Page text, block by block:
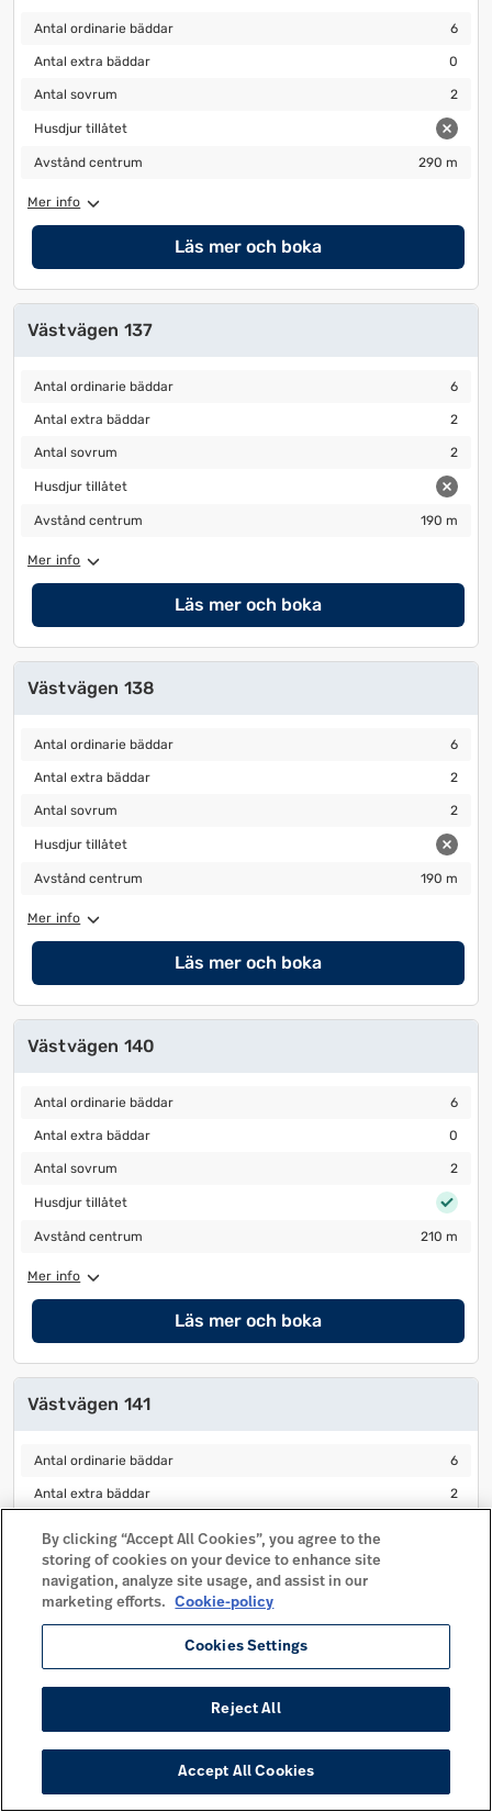
Antal ordinarie bäddar
Antal ordinarie bäddar 6
Antal extra bäddar
Antal extra bäddar 0
Antal sovrum
Antal sovrum 2
Husdjur tillåtet
Husdjur tillåtet
Avstånd centrum
Avstånd centrum 290 m
Mer info
Läs mer och boka
Västvägen 137
Antal ordinarie bäddar
Antal ordinarie bäddar 6
Antal extra bäddar
Antal extra bäddar 2
Antal sovrum
Antal sovrum 2
Husdjur tillåtet
Husdjur tillåtet
Avstånd centrum
Avstånd centrum 190 m
Mer info
Läs mer och boka
Västvägen 138
Antal ordinarie bäddar
Antal ordinarie bäddar 6
Antal extra bäddar
Antal extra bäddar 2
Antal sovrum
Antal sovrum 2
Husdjur tillåtet
Husdjur tillåtet
Avstånd centrum
Avstånd centrum 190 m
Mer info
Läs mer och boka
Västvägen 140
Antal ordinarie bäddar
Antal ordinarie bäddar 6
Antal extra bäddar
Antal extra bäddar 0
Antal sovrum
Antal sovrum 2
Husdjur tillåtet
Husdjur tillåtet
Avstånd centrum
Avstånd centrum 210 m
Mer info
Läs mer och boka
Västvägen 141
Antal ordinarie bäddar
Antal ordinarie bäddar 6
Antal extra bäddar
Antal extra bäddar 2
Husdjur tillåtet
Husdjur tillåtet
Avstånd centrum 210 m
Avstånd centrum
By clicking “Accept All Cookies”, you agree to the
storing of cookies on your device to enhance site
navigation, analyze site usage, and assist in our
marketing efforts.
Cookie-policy
Cookies Settings
Reject All
Accept All Cookies